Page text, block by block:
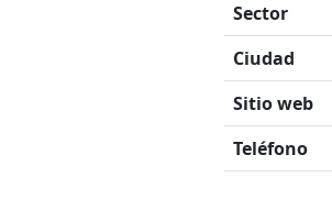
Sector
Ciudad
Sitio web
Teléfono